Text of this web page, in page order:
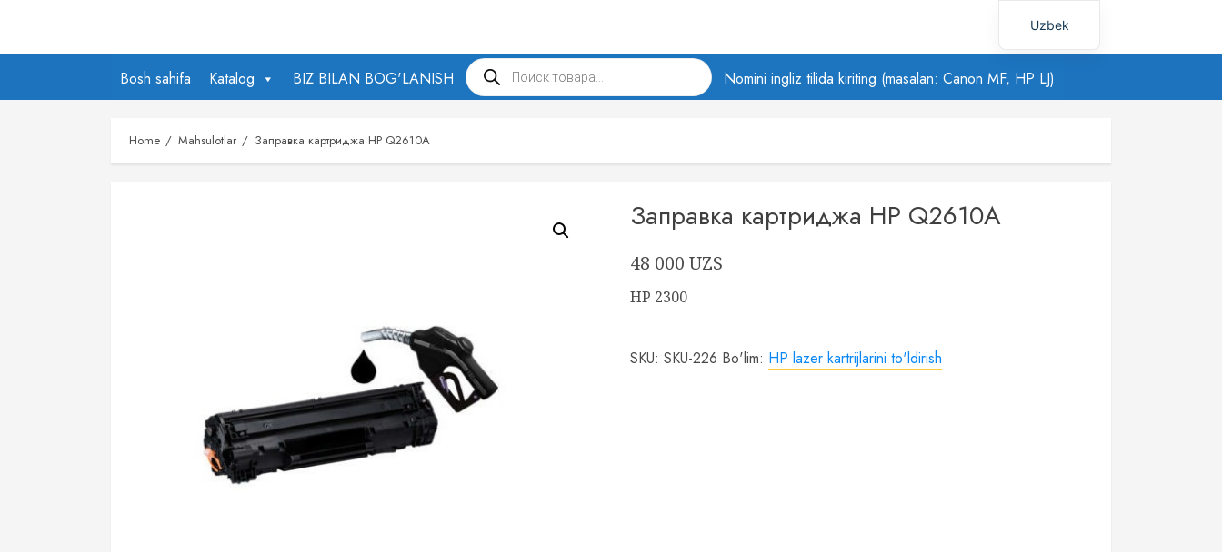
content
Bosh sahifa
Katalog BIZ BILAN BOG'LANISH
Products
search Nomini ingliz tilida kiriting (masalan: Canon MF, HP LJ)
Home Mahsulotlar Заправка картриджа HP Q2610A
Заправка картриджа HP Q2610A
48 000UZS
HP 2300
SKU:SKU-226 Bo'lim: HP lazer kartrijlarini to'ldirish
Uzbek
Russian